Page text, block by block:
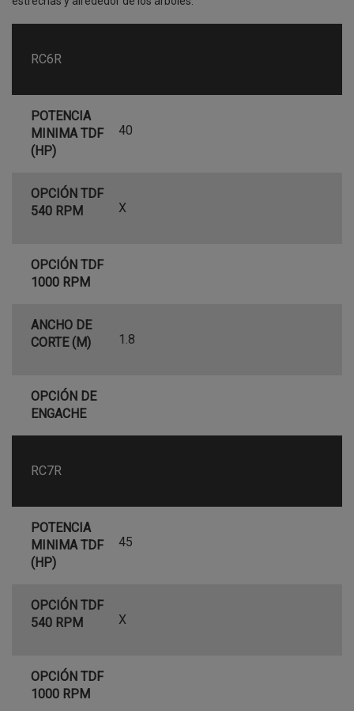
RC6R
POTENCIA
MINIMA TDF
(HP)
40
OPCIÓN TDF
540 RPM
X
OPCIÓN TDF
1000 RPM
ANCHO DE
CORTE (M)
1.8
OPCIÓN DE
ENGACHE
RC7R
POTENCIA
MINIMA TDF
(HP)
45
OPCIÓN TDF
540 RPM
X
OPCIÓN TDF
1000 RPM